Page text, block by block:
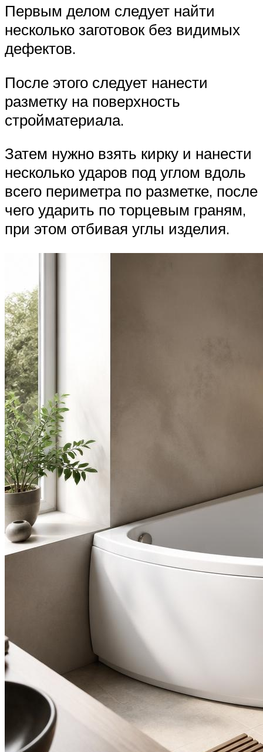
Первым делом следует найти
несколько заготовок без видимых
дефектов.
После этого следует нанести
разметку на поверхность
стройматериала.
Затем нужно взять кирку и нанести
несколько ударов под углом вдоль
всего периметра по разметке, после
чего ударить по торцевым граням,
при этом отбивая углы изделия.